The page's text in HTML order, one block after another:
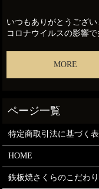
いつもありがとうござ
コロナウイルスの影響
MORE
特定商取引法に基づく
HOME
鉄板焼さくらのこだわり